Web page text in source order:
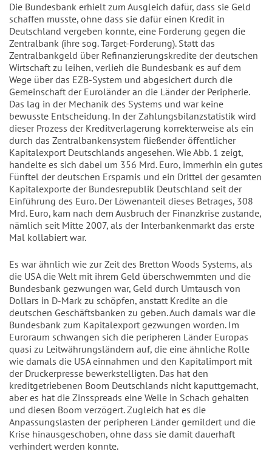
Die Bundesbank erhielt zum Ausgleich dafür, dass sie Geld
schaffen musste, ohne dass sie dafür einen Kredit in
Deutschland vergeben konnte, eine Forderung gegen die
Zentralbank (ihre sog. Target-Forderung). Statt das
Zentralbankgeld über Refinanzierungskredite der deutschen
Wirtschaft zu leihen, verlieh die Bundesbank es auf dem
Wege über das EZB-System und abgesichert durch die
Gemeinschaft der Euroländer an die Länder der Peripherie.
Das lag in der Mechanik des Systems und war keine
bewusste Entscheidung. In der Zahlungsbilanzstatistik wird
dieser Prozess der Kreditverlagerung korrekterweise als ein
durch das Zentralbankensystem fließender öffentlicher
Kapitalexport Deutschlands angesehen. Wie Abb. 1 zeigt,
handelte es sich dabei um 356 Mrd. Euro, immerhin ein gutes
Fünftel der deutschen Ersparnis und ein Drittel der gesamten
Kapitalexporte der Bundesrepublik Deutschland seit der
Einführung des Euro. Der Löwenanteil dieses Betrages, 308
Mrd. Euro, kam nach dem Ausbruch der Finanzkrise zustande,
nämlich seit Mitte 2007, als der Interbankenmarkt das erste
Mal kollabiert war.
Es war ähnlich wie zur Zeit des Bretton Woods Systems, als
die USA die Welt mit ihrem Geld überschwemmten und die
Bundesbank gezwungen war, Geld durch Umtausch von
Dollars in D-Mark zu schöpfen, anstatt Kredite an die
deutschen Geschäftsbanken zu geben. Auch damals war die
Bundesbank zum Kapitalexport gezwungen worden. Im
Euroraum schwangen sich die peripheren Länder Europas
quasi zu Leitwährungsländern auf, die eine ähnliche Rolle
wie damals die USA einnahmen und den Kapitalimport mit
der Druckerpresse bewerkstelligten. Das hat den
kreditgetriebenen Boom Deutschlands nicht kaputtgemacht,
aber es hat die Zinsspreads eine Weile in Schach gehalten
und diesen Boom verzögert. Zugleich hat es die
Anpassungslasten der peripheren Länder gemildert und die
Krise hinausgeschoben, ohne dass sie damit dauerhaft
verhindert werden konnte.